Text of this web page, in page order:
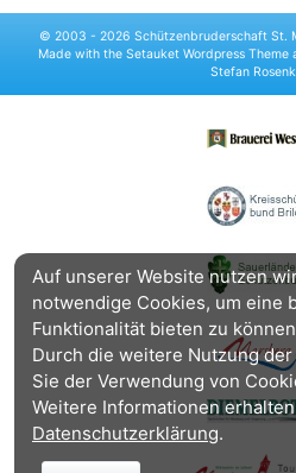
© 2003 - 2026 Schützenbruderschaft St.
Made with the Setauket Wordpress Theme
Stefan
Auf unserer Website nutzen
notwendige Cookies, um eine
Funktionalität bieten zu
Durch die weitere Nutzung
Sie der Verwendung von
Weitere Informationen
Datenschutzerklärung.